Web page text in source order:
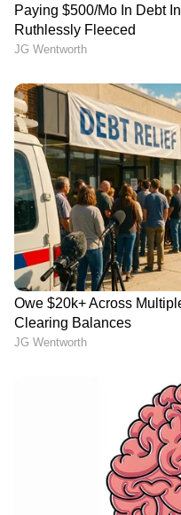
ഏഷ്യാനെറ്റ് ന്യൂസ്
കാണാം
ചെക്ക്മേറ്റ്',
അമേരിക്കയിൽ
പിടിയിലായത് 30 ഇന്ത്യൻ
ട്രെക്ക് ഡ്രൈവർമാർ,
നാടുകടത്തും
LATEST VIDEOS
ഭക്തജനങ്ങളുടെ
ഒരാളെ പോലും